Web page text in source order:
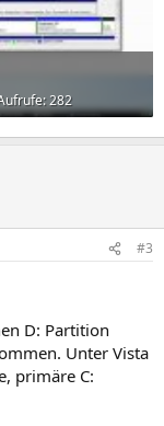
282
#3
D: Partition
Unter Vista
primäre C: